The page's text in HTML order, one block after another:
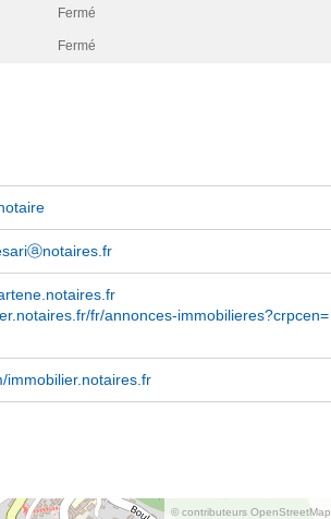
Fermé
Fermé
fr/annonces-immobilieres?crpcen=
immobilier.notaires.fr
© contributeurs OpenStreetMap